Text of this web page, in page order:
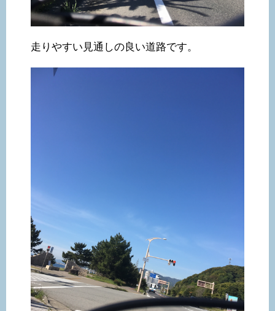
走りやすい見通しの良い道路です。